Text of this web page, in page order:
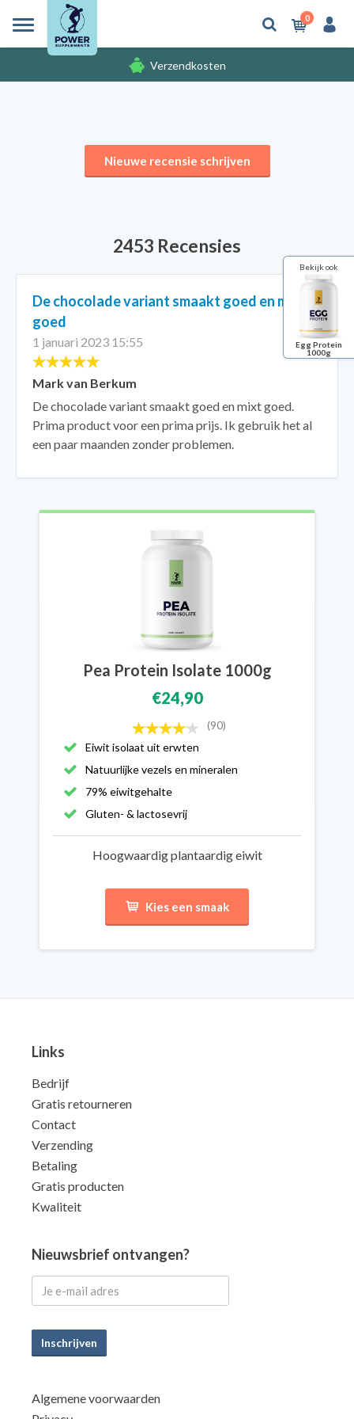
0
Verzendkosten
Nieuwe recensie schrijven
2453 Recensies
De chocolade variant smaakt goed en mixt
goed
1 januari 2023 15:55
Mark van Berkum
De chocolade variant smaakt goed en mixt goed.
Prima product voor een prima prijs. Ik gebruik het al
een paar maanden zonder problemen.
Pea Protein Isolate 1000g
€24,90
(90)
Eiwit isolaat uit erwten
Natuurlijke vezels en mineralen
79% eiwitgehalte
Gluten- & lactosevrij
Hoogwaardig plantaardig eiwit
Kies een smaak
Links
Bedrijf
Gratis retourneren
Contact
Verzending
Betaling
Gratis producten
Kwaliteit
Nieuwsbrief ontvangen?
Inschrijven
Algemene voorwaarden
Bekijk ook
Egg Protein
1000g